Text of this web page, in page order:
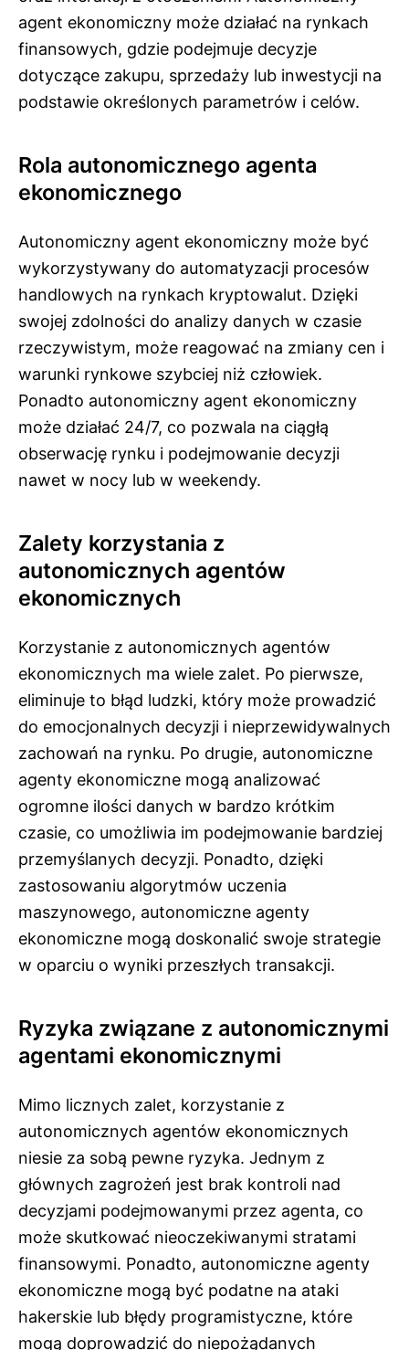
agent ekonomiczny może działać na rynkach
finansowych, gdzie podejmuje decyzje
dotyczące zakupu, sprzedaży lub inwestycji na
podstawie określonych parametrów i celów.
Rola autonomicznego agenta
ekonomicznego
Autonomiczny agent ekonomiczny może być
wykorzystywany do automatyzacji procesów
handlowych na rynkach kryptowalut. Dzięki
swojej zdolności do analizy danych w czasie
rzeczywistym, może reagować na zmiany cen i
warunki rynkowe szybciej niż człowiek.
Ponadto autonomiczny agent ekonomiczny
może działać 24/7, co pozwala na ciągłą
obserwację rynku i podejmowanie decyzji
nawet w nocy lub w weekendy.
Zalety korzystania z
autonomicznych agentów
ekonomicznych
Korzystanie z autonomicznych agentów
ekonomicznych ma wiele zalet. Po pierwsze,
eliminuje to błąd ludzki, który może prowadzić
do emocjonalnych decyzji i nieprzewidywalnych
zachowań na rynku. Po drugie, autonomiczne
agenty ekonomiczne mogą analizować
ogromne ilości danych w bardzo krótkim
czasie, co umożliwia im podejmowanie bardziej
przemyślanych decyzji. Ponadto, dzięki
zastosowaniu algorytmów uczenia
maszynowego, autonomiczne agenty
ekonomiczne mogą doskonalić swoje strategie
w oparciu o wyniki przeszłych transakcji.
Ryzyka związane z autonomicznymi
agentami ekonomicznymi
Mimo licznych zalet, korzystanie z
autonomicznych agentów ekonomicznych
niesie za sobą pewne ryzyka. Jednym z
głównych zagrożeń jest brak kontroli nad
decyzjami podejmowanymi przez agenta, co
może skutkować nieoczekiwanymi stratami
finansowymi. Ponadto, autonomiczne agenty
ekonomiczne mogą być podatne na ataki
hakerskie lub błędy programistyczne, które
mogą doprowadzić do niepożądanych